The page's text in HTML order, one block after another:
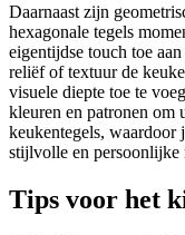
Daarnaast zijn
hexagonale tegels
eigentijdse touch toe
reliëf of textuur de
visuele diepte toe te
kleuren en patronen om
keukentegels, waardoor
stijlvolle en persoonlijke
Tips voor het